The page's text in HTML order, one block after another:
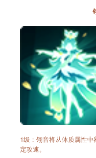
1级：翎音将从体质属性中
定攻速。